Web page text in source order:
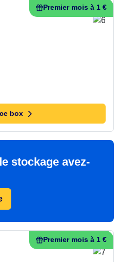
Premier mois à 1 €
box
stockage avez-
Premier mois à 1 €